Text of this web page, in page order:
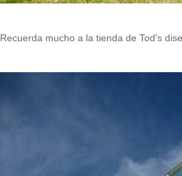
Recuerda mucho a la tienda de Tod's